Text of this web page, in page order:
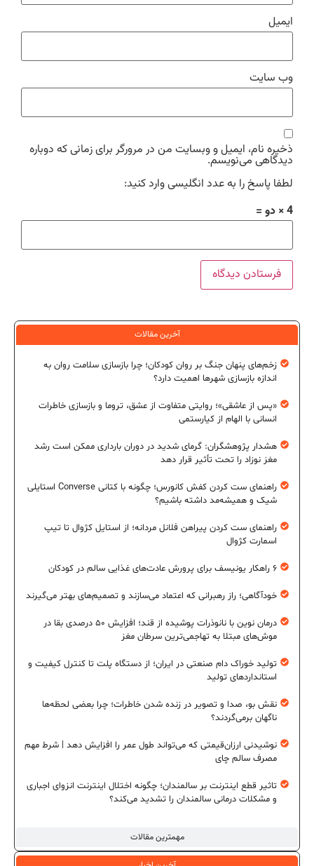
ایمیل
وب‌ سایت
ذخیره نام، ایمیل و وبسایت من در مرورگر برای زمانی که دوباره
دیدگاهی می‌نویسم.
لطفا پاسخ را به عدد انگلیسی وارد کنید:
4 × دو =
آخرین مقالات
مهمترین مقالات
زخم‌های پنهان جنگ بر روان کودکان؛ چرا بازسازی سلامت روان به
اندازه بازسازی شهرها اهمیت دارد؟
«پس از عاشقی»؛ روایتی متفاوت از عشق، تروما و بازسازی خاطرات
انسانی با الهام از کیارستمی
هشدار پژوهشگران: گرمای شدید در دوران بارداری ممکن است رشد
مغز نوزاد را تحت تأثیر قرار دهد
راهنمای ست کردن کفش کانورس؛ چگونه با کتانی Converse استایلی
شیک و همیشه‌مد داشته باشیم؟
راهنمای ست کردن پیراهن فلانل مردانه؛ از استایل کژوال تا تیپ
اسمارت کژوال
۶ راهکار یونیسف برای پرورش عادت‌های غذایی سالم در کودکان
خودآگاهی؛ راز رهبرانی که اعتماد می‌سازند و تصمیم‌های بهتر می‌گیرند
درمان نوین با نانوذرات پوشیده از قند؛ افزایش ۵۰ درصدی بقا در
موش‌های مبتلا به تهاجمی‌ترین سرطان مغز
تولید خوراک دام صنعتی در ایران؛ از دستگاه پلت تا کنترل کیفیت و
استانداردهای تولید
نقش بو، صدا و تصویر در زنده شدن خاطرات؛ چرا بعضی لحظه‌ها
ناگهان برمی‌گردند؟
نوشیدنی ارزان‌قیمتی که می‌تواند طول عمر را افزایش دهد | شرط مهم
مصرف سالم چای
تاثیر قطع اینترنت بر سالمندان؛ چگونه اختلال اینترنت انزوای اجباری
و مشکلات درمانی سالمندان را تشدید می‌کند؟